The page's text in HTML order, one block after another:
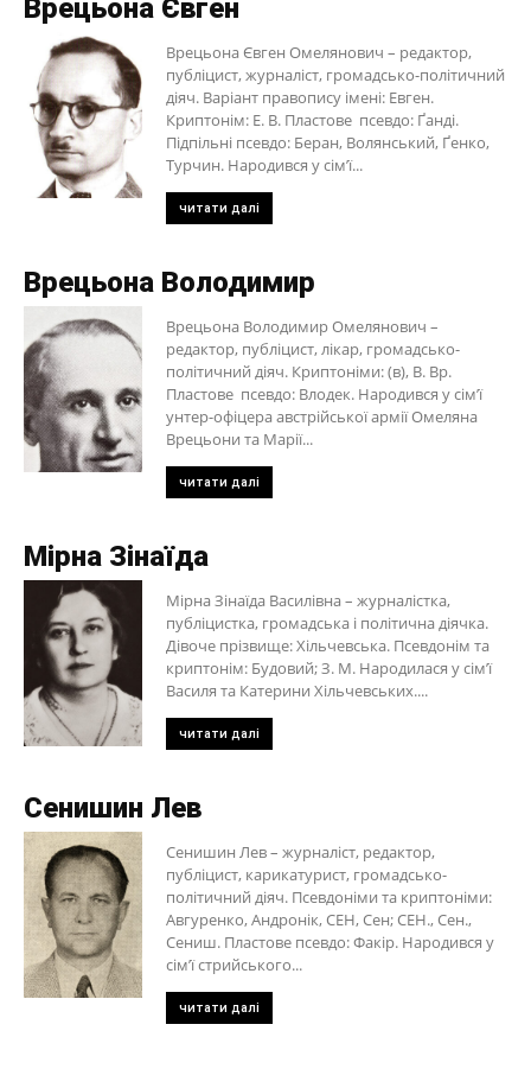
Врецьона Євген
Врецьона Євген Омелянович – редактор,
публіцист, журналіст, громадсько-політичний
діяч. Варіант правопису імені: Евген.
Криптонім: Е. В. Пластове псевдо: Ґанді.
Підпільні псевдо: Беран, Волянський, Ґенко,
Турчин. Народився у сім’ї...
читати далі
Врецьона Володимир
Врецьона Володимир Омелянович –
редактор, публіцист, лікар, громадсько-
політичний діяч. Криптоніми: (в), В. Вр.
Пластове псевдо: Влодек. Народився у сім’ї
унтер-офіцера австрійської армії Омеляна
Врецьони та Марії...
читати далі
Мірна Зінаїда
Мірна Зінаїда Василівна – журналістка,
публіцистка, громадська і політична діячка.
Дівоче прізвище: Хільчевська. Псевдонім та
криптонім: Будовий; З. М. Народилася у сім’ї
Василя та Катерини Хільчевських....
читати далі
Сенишин Лев
Сенишин Лев – журналіст, редактор,
публіцист, карикатурист, громадсько-
політичний діяч. Псевдоніми та криптоніми:
Авгуренко, Андронік, СЕН, Сен; СЕН., Сен.,
Сениш. Пластове псевдо: Факір. Народився у
сім’ї стрийського...
читати далі